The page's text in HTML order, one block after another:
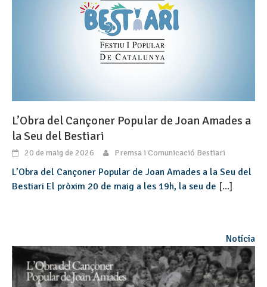
L’Obra del Cançoner Popular de Joan Amades a
la Seu del Bestiari
20 de maig de 2026 Premsa i Comunicació Bestiari
L’Obra del Cançoner Popular de Joan Amades a la Seu del
Bestiari El pròxim 20 de maig a les 19h, la seu de [...]
Notícia